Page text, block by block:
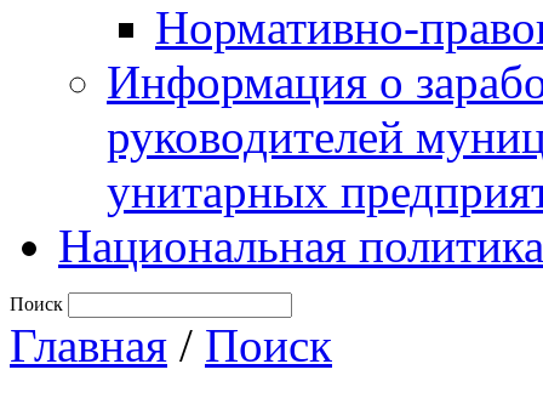
Нормативно-
Информация о
руководителей
унитарных
Национальная политика
Поиск
Главная / Поиск